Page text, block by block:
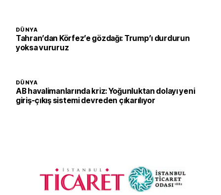
DÜNYA
Tahran’dan Körfez’e gözdağı: Trump’ı durdurun
yoksa vururuz
DÜNYA
AB havalimanlarında kriz: Yoğunluktan dolayı yeni
giriş-çıkış sistemi devreden çıkarılıyor